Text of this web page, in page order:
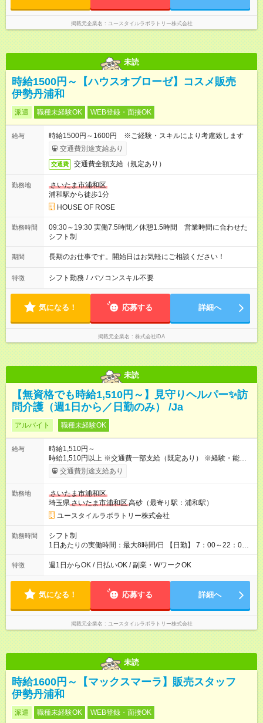
掲載元企業名 ユースタイルラボラトリー株式会社
未読
時給1500円～【ハウスオブローゼ】コスメ販売
伊勢丹浦和
派遣 職種未経験OK WEB登録・面接OK
給与
時給1500円～1600円 ※ご経験・スキルにより考慮致します
交通費別途支給あり
交通費 交通費全額支給（規定あり）
勤務地
さいたま市浦和区
浦和駅から徒歩1分
HOUSE OF ROSE
勤務時間
09:30～19:30 実働7.5時間／休憩1.5時間 営業時間に合わせた
シフト制
期間 長期のお仕事です。開始日はお気軽にご相談ください！
特徴 シフト勤務 / パソコンスキル不要
気になる！ 応募する 詳細へ
掲載元企業名 株式会社iDA
未読
【無資格でも時給1,510円～】見守りヘルパー✨訪
問介護（週1日から／日勤のみ） /Ja
アルバイト 職種未経験OK
給与
時給1,510円～
時給1,510円以上 ※交通費一部支給（既定あり） ※経験・能力を
考慮して決定します 【収入例】 週1回勤務の場合：1,510円×8時
間×4回=4万8,320円 週3回勤務の場合：1,510円×8時間×12回
1,600円 【試用期間】試用期間あり 試用期間の長さ：2ヶ月
※ 雇用形態と給与に、本採用時と異なる部分があります。 雇用
形態：本採用時と同じです。 給与：時給 1,150円以上
交通費別途支給あり
勤務地
さいたま市浦和区
埼玉県さいたま市浦和区高砂（最寄り駅：浦和駅）
ユースタイルラボラトリー株式会社
勤務時間
シフト制
1日あたりの実働時間：最大8時間/日 【日勤】 7：00～22：00
の間で8時間勤務（休憩時間は法定通り） ※週1日～OK ／ 夜勤
なし ＊＊ 勤務時間例 ＊＊ ■8時から17時 ■9時から18時 ■10
定（毎週同じ曜日勤務）
特徴 週1日からOK / 日払いOK / 副業・WワークOK
気になる！ 応募する 詳細へ
掲載元企業名 ユースタイルラボラトリー株式会社
未読
時給1600円～【マックスマーラ】販売スタッフ
伊勢丹浦和
派遣 職種未経験OK WEB登録・面接OK